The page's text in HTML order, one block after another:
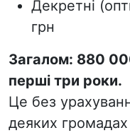
Декретні
грн
Загалом: 880
перші три роки.
Це без
деяких